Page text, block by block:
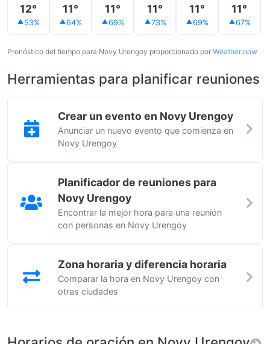
12°
53%
11°
64%
11°
69%
11°
73%
11°
69%
11°
67%
Pronóstico del tiempo para Novy Urengoy proporcionado por Weather.now
Herramientas para planificar reuniones
Crear un evento en Novy Urengoy
Anunciar un nuevo evento que comienza en
Novy Urengoy
Planificador de reuniones para
Novy Urengoy
Encontrar la mejor hora para una reunión
con personas en Novy Urengoy
Zona horaria y diferencia horaria
Comparar la hora en Novy Urengoy con
otras ciudades